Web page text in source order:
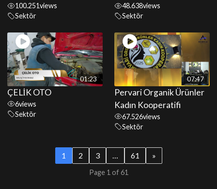
100.251views
Sektör
48.638views
Sektör
01:23
ÇELİK OTO
6views
Sektör
07:47
Pervari Organik Ürünler
Kadın Kooperatifi
67.526views
Sektör
1 2 3 … 61 »
Page 1 of 61